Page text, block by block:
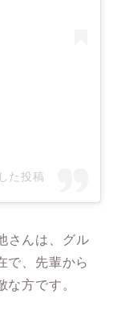
た投稿
さんは、グル
で、先輩から
方です。